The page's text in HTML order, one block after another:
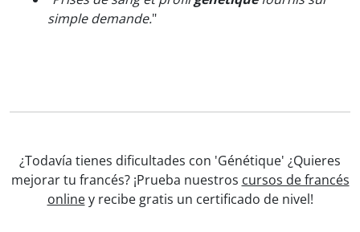
simple demande."
¿Todavía tienes dificultades con 'Génétique' ¿Quieres
mejorar tu francés? ¡Prueba nuestros cursos de francés
onliney recibe gratis un certificado de nivel!